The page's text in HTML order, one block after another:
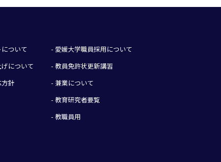
ついて
について
針
- 愛媛大学職員採用について
- 教員免許状更新講習
- 兼業について
- 教育研究者要覧
- 教職員用